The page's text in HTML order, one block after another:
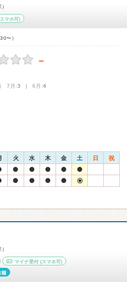
マホ可)
〜）
－
7月:3 | 6月:4
火 水 木 金 土 日 祝
マイナ受付 (スマホ可)
籍